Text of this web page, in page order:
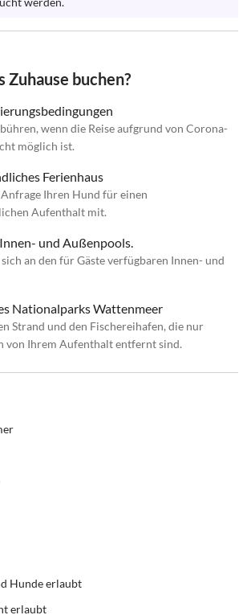
Zuhause buchen?
wenn die Reise aufgrund von Corona-
möglich ist.
Ferienhaus
Ihren Hund für einen
Aufenthalt mit.
und Außenpools.
sich an den für Gäste verfügbaren Innen- und
Nationalparks Wattenmeer
Strand und den Fischereihafen, die nur
von Ihrem Aufenthalt entfernt sind.
Hunde erlaubt
erlaubt